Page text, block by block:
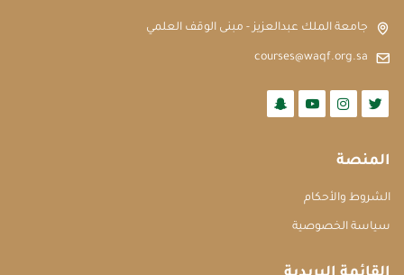
جامعة الملك عبدالعزيز - مبنى الوقف العلمي
courses@waqf.org.sa
المنصة
الشروط والأحكام
سياسة الخصوصية